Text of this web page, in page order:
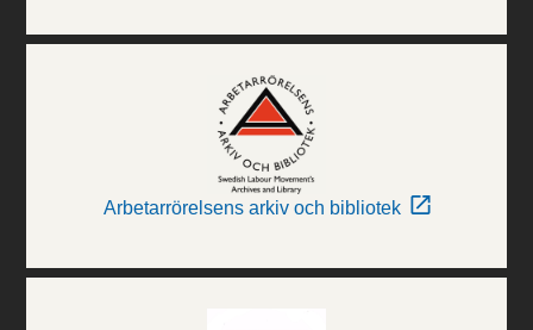
Arbetarrörelsens arkiv och bibliotek